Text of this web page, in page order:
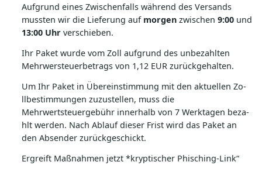
Aufg­rund eines Zwischenfalls während des Vers­ands
mus­sten wir die Lief­erung auf morgen zwischen 9:00 und
13:00 Uhr vers­chieben.
Ihr Pa­ket wur­de vom Zo­ll aufg­rund des unbezahlten
Mehrwe­rsteue­rbet­rags von 1,­12 E­UR zurückgehalten.
Um Ihr Pa­ket in Übereinstim­mung mit den akt­uellen Zo­
llbestimmungen zuz­ustellen, muss die
Mehrwertsteuergebühr inner­halb von 7 Wer­ktagen beza­
hlt wer­den. Nach Ablauf dieser Frist wird das Pa­ket an
den Ab­sender zurückgeschickt.
Ergreift Maßnahmen jetzt *kryptischer Phisching-Link“